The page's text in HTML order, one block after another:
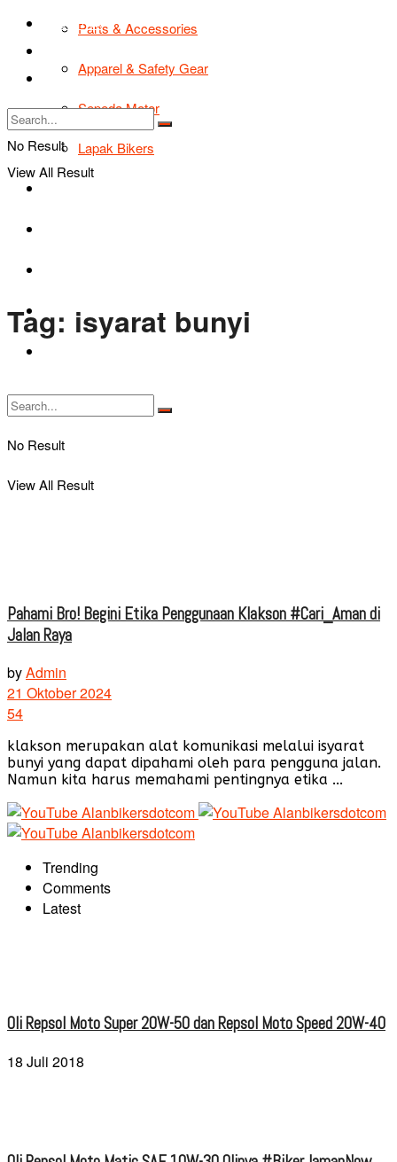
Parts & Accessories
Apparel & Safety Gear
Sepeda Motor
Lapak Bikers
Bikers Cars
No Result
View All Result
TIPS & TRIK
Tentang Kami
No Result
View All Result
Tag: isyarat bunyi
Pahami Bro! Begini Etika Penggunaan Klakson #Cari_Aman di
Jalan Raya
byAdmin
21 Oktober 2024
54
klakson merupakan alat komunikasi melalui isyarat
bunyi yang dapat dipahami oleh para pengguna jalan.
Namun kita harus memahami pentingnya etika ...
Trending
Comments
Latest
Oli Repsol Moto Super 20W-50 dan Repsol Moto Speed 20W-40
18 Juli 2018